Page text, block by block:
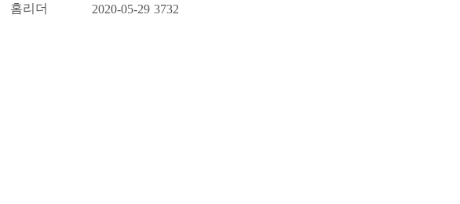
홈리더 2020-05-29 3732